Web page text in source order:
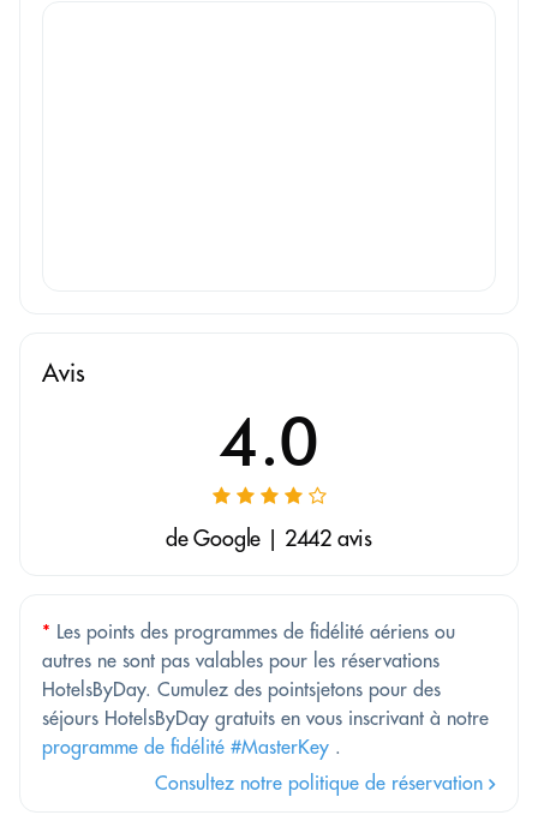
Avis
4.0
de Google | 2442 avis
* Les points des programmes de fidélité aériens ou
autres ne sont pas valables pour les réservations
HotelsByDay. Cumulez des pointsjetons pour des
séjours HotelsByDay gratuits en vous inscrivant à notre
programme de fidélité #MasterKey .
Consultez notre politique de réservation